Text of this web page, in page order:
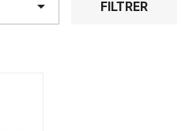
 FILTRER